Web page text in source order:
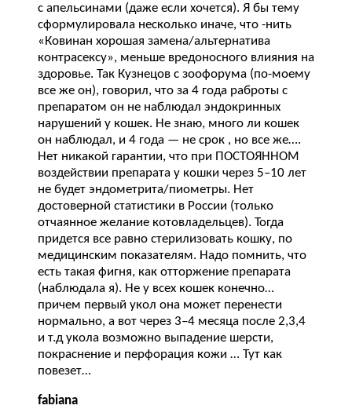
с апельсинами (даже если хочется). Я бы тему
сформулировала несколько иначе, что -нить
«Ковинан хорошая замена/альтернатива
контрасексу», меньше вредоносного влияния на
здоровье. Так Кузнецов с зоофорума (по-моему
все же он), говорил, что за 4 года раброты с
препаратом он не наблюдал эндокринных
нарушений у кошек. Не знаю, много ли кошек
он наблюдал, и 4 года — не срок , но все же….
Нет никакой гарантии, что при ПОСТОЯННОМ
воздействии препарата у кошки через 5–10 лет
не будет эндометрита/пиометры. Нет
достоверной статистики в России (только
отчаянное желание котовладельцев). Тогда
придется все равно стерилизовать кошку, по
медицинским показателям. Надо помнить, что
есть такая фигня, как отторжение препарата
(наблюдала я). Не у всех кошек конечно…
причем первый укол она может перенести
нормально, а вот через 3–4 месяца после 2,3,4
и т.д укола возможно выпадение шерсти,
покраснение и перфорация кожи … Тут как
повезет…
fabiana